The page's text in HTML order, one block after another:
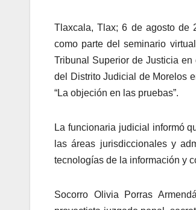
Tlaxcala, Tlax; 6 de agosto de
como parte del seminario
Tribunal Superior de Justicia
del Distrito Judicial de Morelos
“La objeción en las pruebas”.
La funcionaria judicial informó
las áreas jurisdiccionales y
tecnologías de la información y
Socorro Olivia Porras